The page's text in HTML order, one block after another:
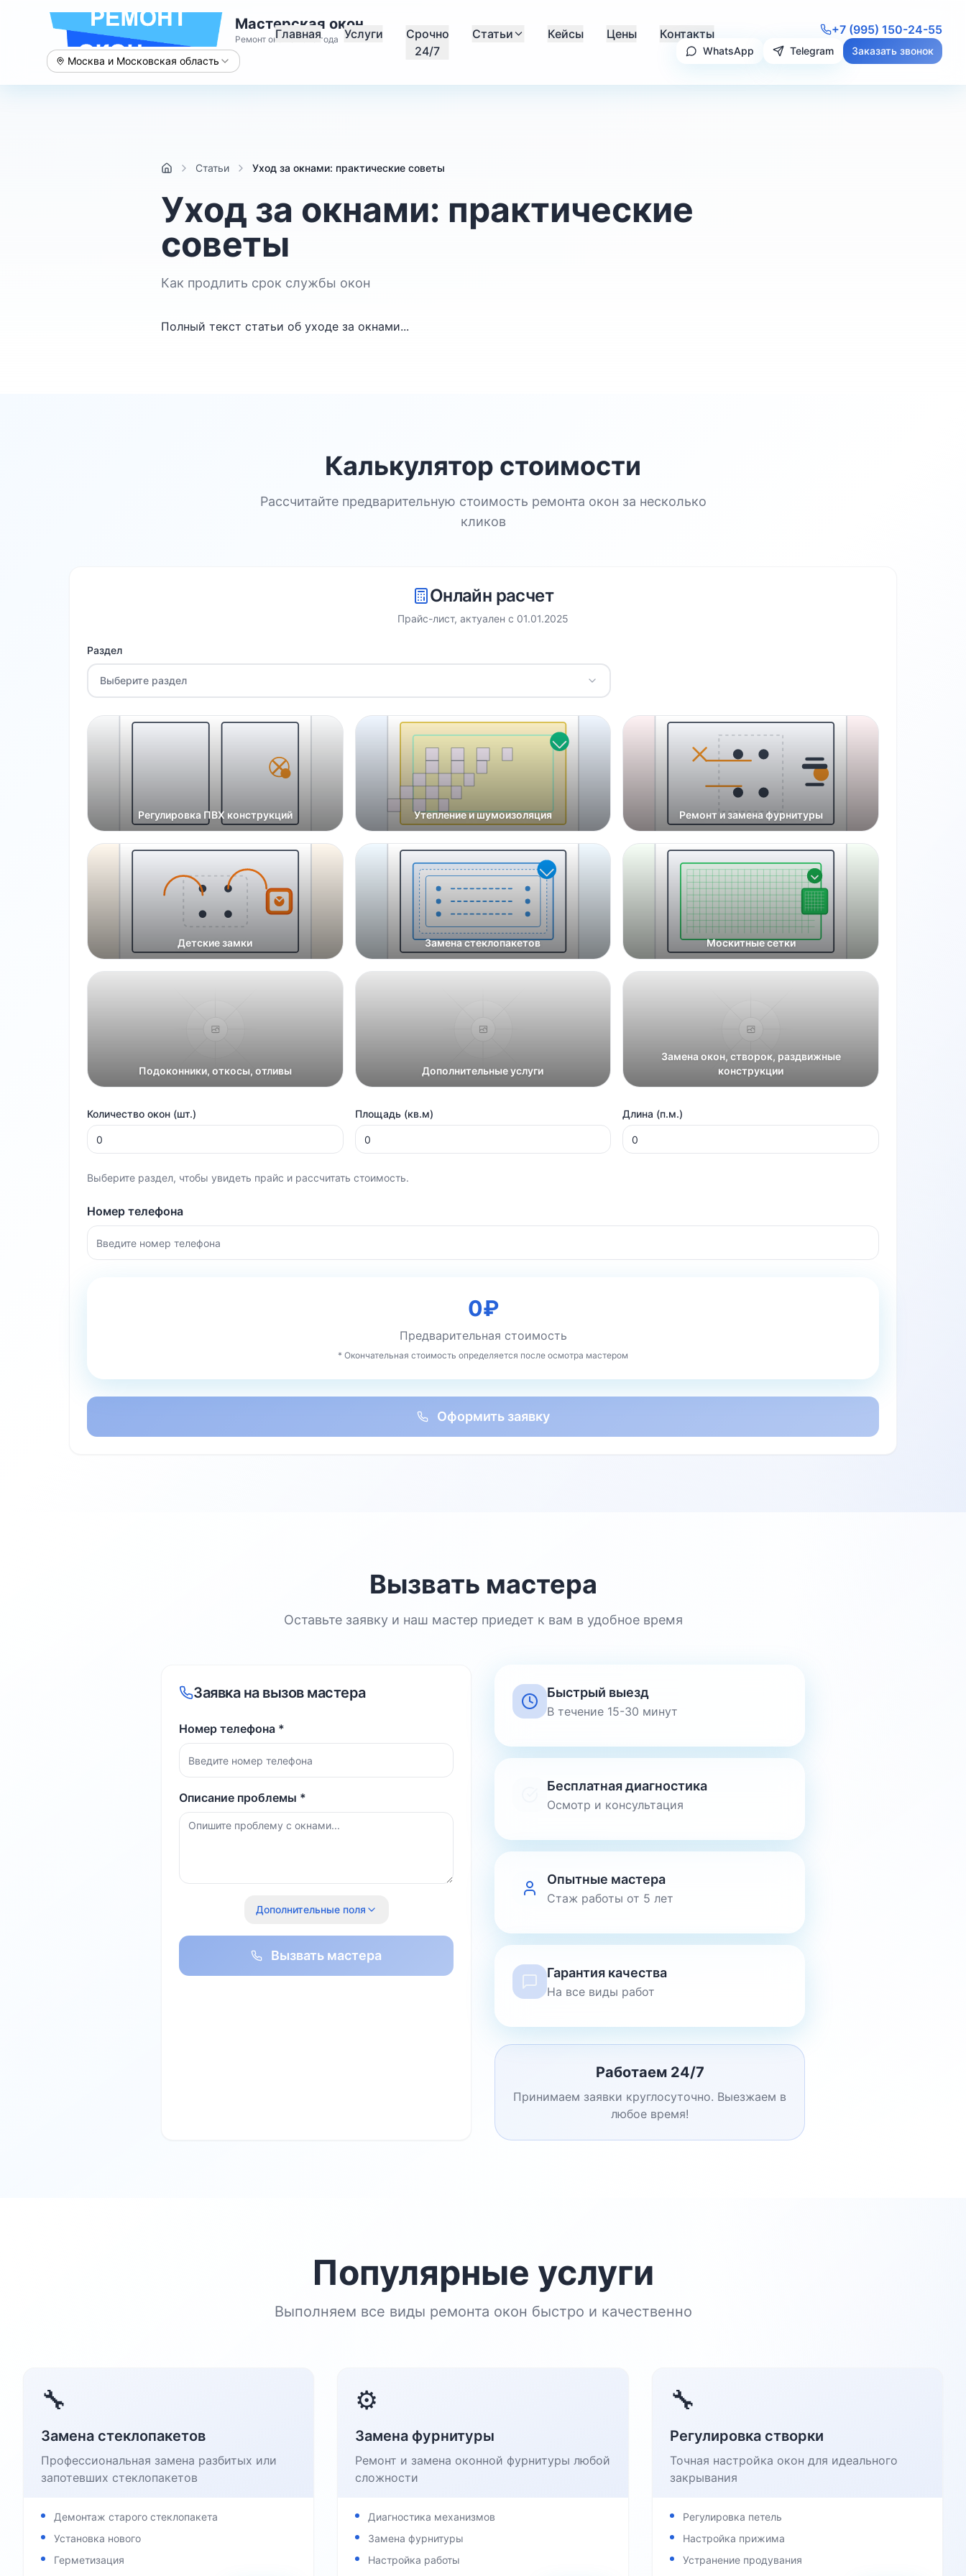
Мастерская окон
Ремонт окон с 2015 года
Москва и Московская область
Главная Услуги
Срочно
24/7
Статьи Кейсы Цены Контакты +7 (995) 150-24-55
WhatsApp Telegram Заказать звонок
Статьи Уход за окнами: практические советы
Уход за окнами: практические
советы
Как продлить срок службы окон
Полный текст статьи об уходе за окнами...
Калькулятор стоимости
Рассчитайте предварительную стоимость ремонта окон за несколько
кликов
Онлайн расчет
Прайс-лист, актуален с 01.01.2025
Раздел
Выберите раздел
Регулировка ПВХ конструкций Утепление и шумоизоляция Ремонт и замена фурнитуры
Детские замки Замена стеклопакетов Москитные сетки
Подоконники, откосы, отливы Дополнительные услуги
Замена окон, створок, раздвижные
конструкции
Количество окон (шт.) Площадь (кв.м) Длина (п.м.)
Выберите раздел, чтобы увидеть прайс и рассчитать стоимость.
Номер телефона
0₽
Предварительная стоимость
* Окончательная стоимость определяется после осмотра мастером
Оформить заявку
Вызвать мастера
Оставьте заявку и наш мастер приедет к вам в удобное время
Заявка на вызов мастера
Номер телефона *
Описание проблемы *
Дополнительные поля
Вызвать мастера
Быстрый выезд
В течение 15-30 минут
Бесплатная диагностика
Осмотр и консультация
Опытные мастера
Стаж работы от 5 лет
Гарантия качества
На все виды работ
Работаем 24/7
Принимаем заявки круглосуточно. Выезжаем в
любое время!
Популярные услуги
Выполняем все виды ремонта окон быстро и качественно
🔧
Замена стеклопакетов
Профессиональная замена разбитых или
запотевших стеклопакетов
Демонтаж старого стеклопакета
Установка нового
Герметизация
⚙️
Замена фурнитуры
Ремонт и замена оконной фурнитуры любой
сложности
Диагностика механизмов
Замена фурнитуры
Настройка работы
🔧
Регулировка створки
Точная настройка окон для идеального
закрывания
Регулировка петель
Настройка прижима
Устранение продувания